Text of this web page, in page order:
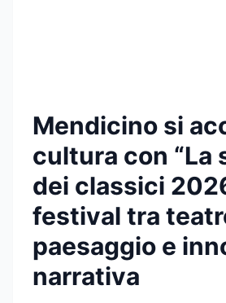
Mendicino si
cultura con “La
dei classici
festival tra
paesaggio e
narrativa